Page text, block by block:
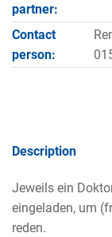
partner:
Contact
person:
Description
Jeweils ein
eingeladen, um
reden.